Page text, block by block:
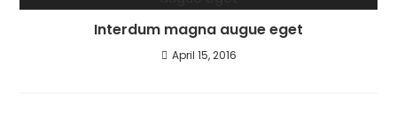
Interdum magna augue eget
April 15, 2016